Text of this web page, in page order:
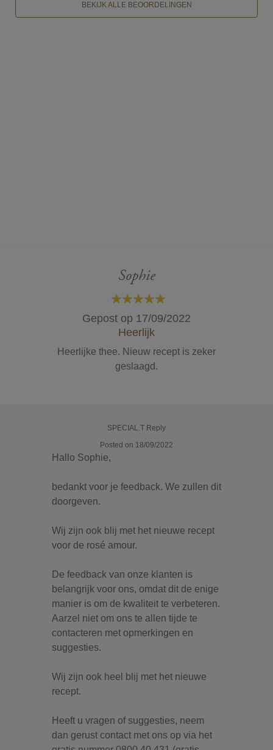
BEKIJK ALLE BEOORDELINGEN
Sophie
100%
Gepost op 17/09/2022
Heerlijk
Heerlijke thee. Nieuw recept is zeker
geslaagd.
SPECIAL.T Reply
Posted on 18/09/2022
Hallo Sophie,
bedankt voor je feedback. We zullen dit
doorgeven.
Wij zijn ook blij met het nieuwe recept
voor de rosé amour.
De feedback van onze klanten is
belangrijk voor ons, omdat dit de enige
manier is om de kwaliteit te verbeteren.
Aarzel niet om ons te allen tijde te
contacteren met opmerkingen en
suggesties.
Wij zijn ook heel blij met het nieuwe
recept.
Heeft u vragen of suggesties, neem
dan gerust contact met ons op via het